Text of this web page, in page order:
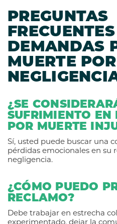
PREGUNTAS
DEMANDAS
MUERTE POR
¿SE
SUFRIMIENTO EN
POR MUERTE
Sí, usted puede buscar una
pérdidas emocionales en su
negligencia.
¿CÓMO PUEDO
RECLAMO?
Debe trabajar en estrecha
experimentado, dejar la